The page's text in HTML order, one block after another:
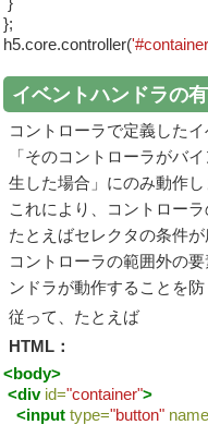
};
h5.core.controller(
イベントハンドラの
コントローラで定義した
「そのコントローラがバ
生した場合」にのみ動作し
これにより、コントロー
たとえばセレクタの条件
コントローラの範囲外の
ンドラが動作することを防
従って、たとえば
HTML：
<body>
<div id="container">
<input type="button"